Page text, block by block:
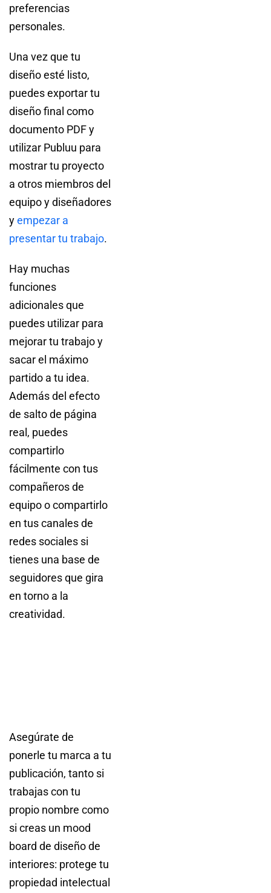
preferencias
personales.
Una vez que tu
diseño esté listo,
puedes exportar tu
diseño final como
documento PDF y
utilizar Publuu para
mostrar tu proyecto
a otros miembros del
equipo y diseñadores
yempezar a
presentar tu trabajo.
Hay muchas
funciones
adicionales que
puedes utilizar para
mejorar tu trabajo y
sacar el máximo
partido a tu idea.
Además del efecto
de salto de página
real, puedes
compartirlo
fácilmente con tus
compañeros de
equipo o compartirlo
en tus canales de
redes sociales si
tienes una base de
seguidores que gira
en torno a la
creatividad.
Asegúrate de
ponerle tu marca a tu
publicación, tanto si
trabajas con tu
propio nombre como
si creas un mood
board de diseño de
interiores: protege tu
propiedad intelectual